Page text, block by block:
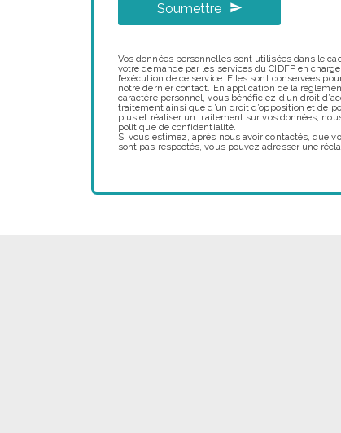
Soumettre
Vos données personnelles sont utilisées dans le
votre demande par les services du CIDFP en
l’exécution de ce service. Elles sont conservées
notre dernier contact. En application de la
caractère personnel, vous bénéficiez d’un droit
traitement ainsi que d’un droit d’opposition et de
plus et réaliser un traitement sur vos données,
politique de confidentialité.
Si vous estimez, après nous avoir contactés, que
sont pas respectés, vous pouvez adresser une